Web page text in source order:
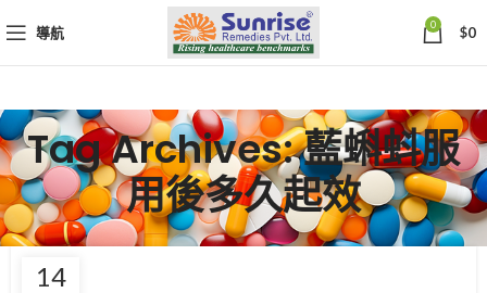
導航 0 $0
Tag Archives: 藍蝌蚪服
用後多久起效
14